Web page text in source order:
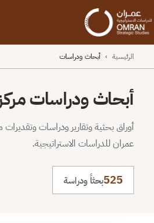
الرئيسية › أبحاث ودراسات
أبحاث ودراسات
أوراق بحثية وتقارير ودراسات
عمران للدراسات الاستراتيجية.
525بحثاً ودراسة